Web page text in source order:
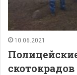
10.06.2021
скотокрадов